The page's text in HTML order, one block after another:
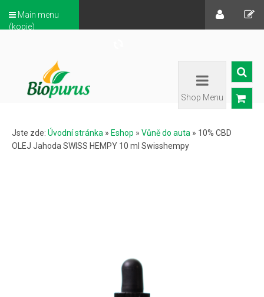
Main menu
(kopie)
Shop Menu
Jste zde: Úvodní stránka » Eshop » Vůně do auta » 10% CBD
OLEJ Jahoda SWISS HEMPY 10 ml Swisshempy